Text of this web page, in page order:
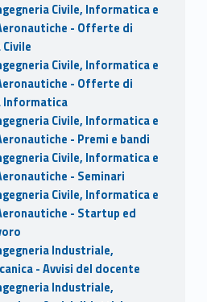
Civile, Informatica e
- Offerte di
Civile, Informatica e
- Offerte di
Informatica
Civile, Informatica e
- Premi e bandi
Civile, Informatica e
- Seminari
Civile, Informatica e
- Startup ed
Industriale,
- Avvisi del docente
Industriale,